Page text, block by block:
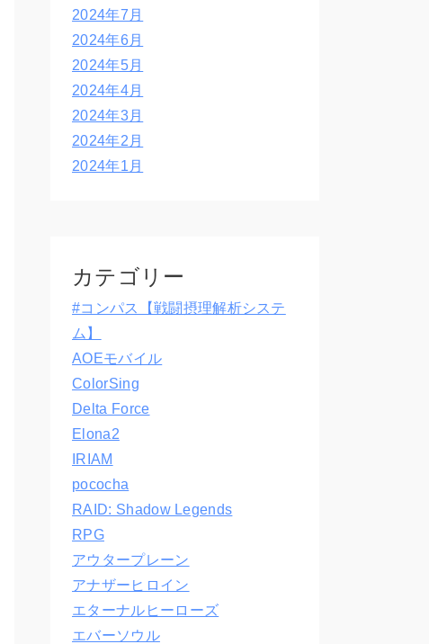
2024年7月
2024年6月
2024年5月
2024年4月
2024年3月
2024年2月
2024年1月
カテゴリー
#コンパス【戦闘摂理解析システ
ム】
AOEモバイル
ColorSing
Delta Force
Elona2
IRIAM
pococha
RAID: Shadow Legends
RPG
アウタープレーン
アナザーヒロイン
エターナルヒーローズ
エバーソウル